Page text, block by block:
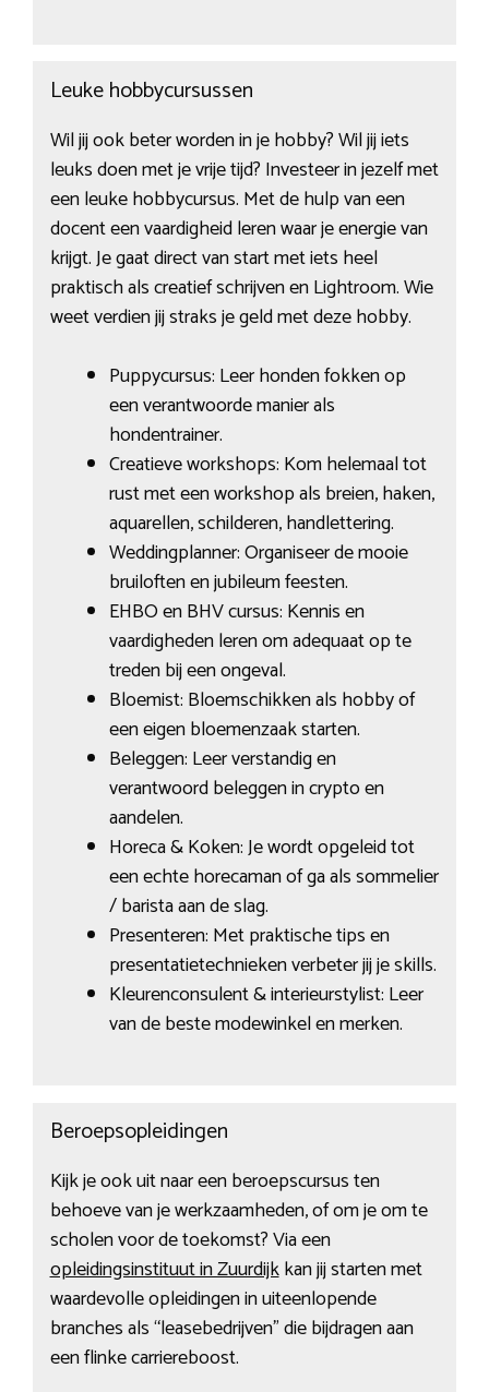
Leuke hobbycursussen
Wil jij ook beter worden in je hobby? Wil jij iets
leuks doen met je vrije tijd? Investeer in jezelf met
een leuke hobbycursus. Met de hulp van een
docent een vaardigheid leren waar je energie van
krijgt. Je gaat direct van start met iets heel
praktisch als creatief schrijven en Lightroom. Wie
weet verdien jij straks je geld met deze hobby.
Puppycursus: Leer honden fokken op
een verantwoorde manier als
hondentrainer.
Creatieve workshops: Kom helemaal tot
rust met een workshop als breien, haken,
aquarellen, schilderen, handlettering.
Weddingplanner: Organiseer de mooie
bruiloften en jubileum feesten.
EHBO en BHV cursus: Kennis en
vaardigheden leren om adequaat op te
treden bij een ongeval.
Bloemist: Bloemschikken als hobby of
een eigen bloemenzaak starten.
Beleggen: Leer verstandig en
verantwoord beleggen in crypto en
aandelen.
Horeca & Koken: Je wordt opgeleid tot
een echte horecaman of ga als sommelier
/ barista aan de slag.
Presenteren: Met praktische tips en
presentatietechnieken verbeter jij je skills.
Kleurenconsulent & interieurstylist: Leer
van de beste modewinkel en merken.
Beroepsopleidingen
Kijk je ook uit naar een beroepscursus ten
behoeve van je werkzaamheden, of om je om te
scholen voor de toekomst? Via een
opleidingsinstituut in Zuurdijkkan jij starten met
waardevolle opleidingen in uiteenlopende
branches als “leasebedrijven” die bijdragen aan
een flinke carriereboost.